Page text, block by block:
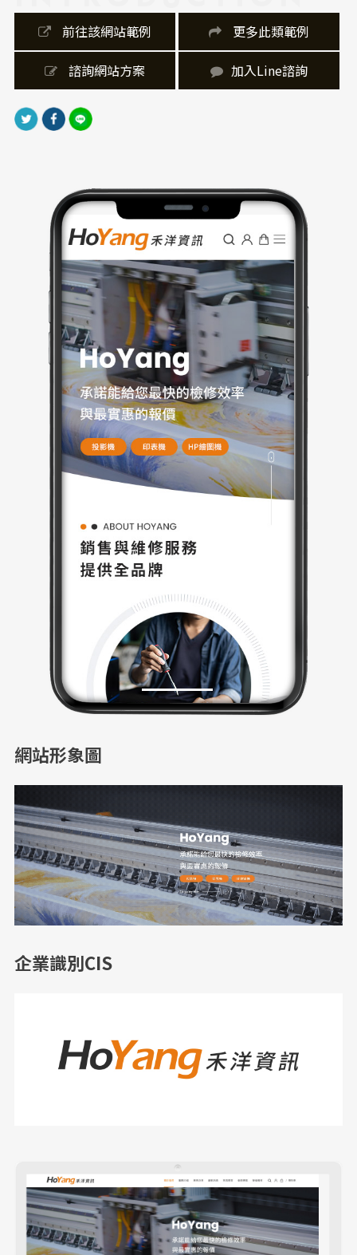
｜網站製作，技術細節
網站具備完善的 RWD 響應式設計，能自動適應各種裝
置顯示。SEO 架構良好，包含標題階層（H1~H3）明
確、圖片設有ALT屬性、關鍵字佈局合理。整體載入速
度穩定、結構乾淨，有助搜尋引擎收錄與品牌曝光。
前往該網站範例 更多此類範例
諮詢網站方案 加入Line諮詢
網站形象圖
企業識別CIS